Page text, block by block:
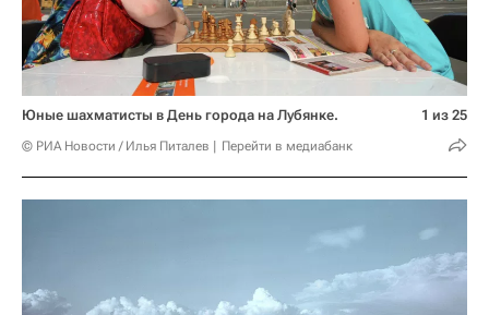
Юные шахматисты в День города на Лубянке.
© РИА Новости / Илья Питалев Перейти в медиабанк
1 из 25